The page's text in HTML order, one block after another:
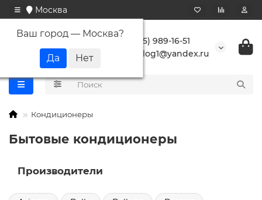
Москва
Ваш город — Москва?
+7 (495) 989-16-51
buranlog1@yandex.ru
Кондиционеры
Бытовые кондиционеры
Производители